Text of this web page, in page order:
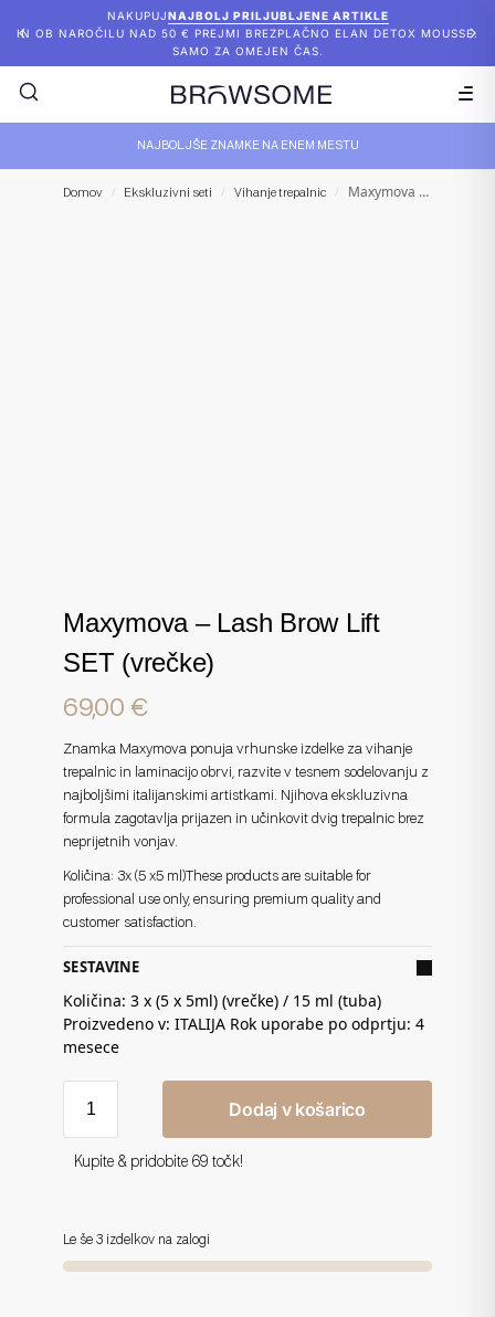
NAKUPUJNAJBOLJ PRILJUBLJENE ARTIKLE
IN OB NAROČILU NAD 50 € PREJMI BREZPLAČNO ELAN DETOX MOUSSE.
SAMO ZA OMEJEN ČAS.
NAJBOLJŠE ZNAMKE NA ENEM MESTU
Domov / Ekskluzivni seti / Vihanje trepalnic / Maxymova – Lash Brow Lift SET (vrečke)
Maxymova – Lash Brow Lift
SET (vrečke)
69,00 €
Znamka Maxymova ponuja vrhunske izdelke za vihanje
trepalnic in laminacijo obrvi, razvite v tesnem sodelovanju z
najboljšimi italijanskimi artistkami. Njihova ekskluzivna
formula zagotavlja prijazen in učinkovit dvig trepalnic brez
neprijetnih vonjav.
Količina: 3x (5 x5 ml)These products are suitable for
professional use only, ensuring premium quality and
customer satisfaction.
SESTAVINE
Količina: 3 x (5 x 5ml) (vrečke) / 15 ml (tuba)
Proizvedeno v: ITALIJA Rok uporabe po odprtju: 4
mesece
Dodaj v košarico
Kupite & pridobite 69 točk!
Le še 3 izdelkov na zalogi